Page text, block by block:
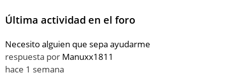
Última actividad en el foro
Necesito alguien que sepa ayudarme
respuesta por Manuxx1811
hace 1 semana